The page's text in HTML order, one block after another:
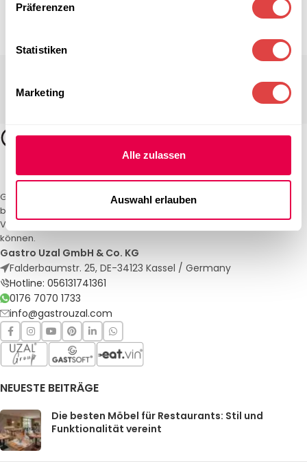
Präferenzen
Statistiken
Marketing
Alle zulassen
Auswahl erlauben
Gastro Uzal – Ihr Spezialist für Gastronomiemöbel und -textilien. Wir
bieten maßgeschneiderte Lösungen für Restaurants, Hotels und
Veranstaltungen. Qualität und Service, auf die Sie sich verlassen
können.
Gastro Uzal GmbH & Co. KG
Falderbaumstr. 25, DE-34123 Kassel / Germany
Hotline: 056131741361
0176 7070 1733
info@gastrouzal.com
NEUESTE BEITRÄGE
Die besten Möbel für Restaurants: Stil und
Funktionalität vereint